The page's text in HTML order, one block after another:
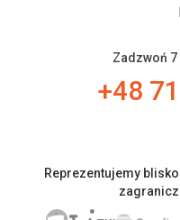
Zadzwoń
+48
Reprezentujemy